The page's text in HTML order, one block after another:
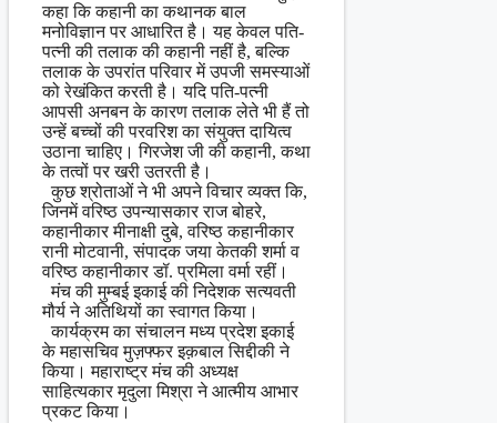
कहा कि कहानी का कथानक बाल
मनोविज्ञान पर आधारित है। यह केवल पति-
पत्नी की तलाक की कहानी नहीं है, बल्कि
तलाक के उपरांत परिवार में उपजी समस्याओं
को रेखंकित करती है। यदि पति-पत्नी
आपसी अनबन के कारण तलाक लेते भी हैं तो
उन्हें बच्चों की परवरिश का संयुक्त दायित्व
उठाना चाहिए। गिरजेश जी की कहानी, कथा
के तत्वों पर खरी उतरती है।
कुछ श्रोताओं ने भी अपने विचार व्यक्त कि,
जिनमें वरिष्ठ उपन्यासकार राज बोहरे,
कहानीकार मीनाक्षी दुबे, वरिष्ठ कहानीकार
रानी मोटवानी, संपादक जया केतकी शर्मा व
वरिष्ठ कहानीकार डॉ. प्रमिला वर्मा रहीं।
मंच की मुम्बई इकाई की निदेशक सत्यवती
मौर्य ने अतिथियों का स्वागत किया।
कार्यक्रम का संचालन मध्य प्रदेश इकाई
के महासचिव मुज़फ्फर इक़बाल सिद्दीकी ने
किया। महाराष्ट्र मंच की अध्यक्ष
साहित्यकार मृदुला मिश्रा ने आत्मीय आभार
प्रकट किया।